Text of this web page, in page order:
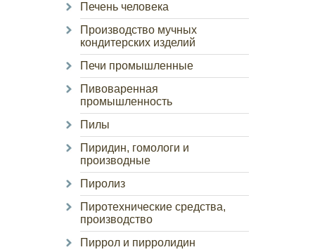
Печень человека
Производство мучных
кондитерских изделий
Печи промышленные
Пивоваренная
промышленность
Пилы
Пиридин, гомологи и
производные
Пиролиз
Пиротехнические средства,
производство
Пиррол и пирролидин